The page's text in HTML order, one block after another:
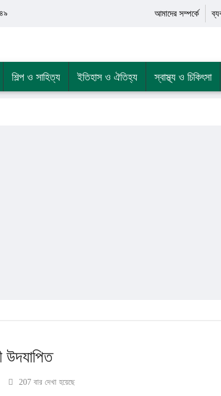
আমাদের সম্পর্কে
শিল্প ও সাহিত্য ইতিহাস ও ঐতিহ্য স্বাস্থ্য ও চিকিৎসা
উদযাপিত
207 বার দেখা হয়েছে